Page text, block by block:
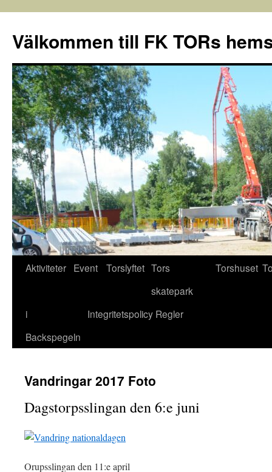
Välkommen till FK TORs
Hoppa
innehåll
Aktiviteter Event Torslyftet Tors
skatepark
Torshuset
i
Backspegeln
Integritetspolicy Regler
Vandringar 2017 Foto
Dagstorpsslingan den 6:e juni
Orupsslingan den 11:e april